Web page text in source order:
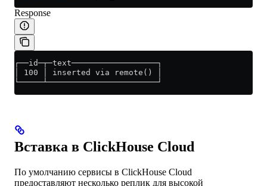
Response
┌──id─┬─text──────────────────┐
│ 100 │ inserted via remote() │
└─────┴───────────────────────┘
Вставка в ClickHouse Cloud
По умолчанию сервисы в ClickHouse Cloud
предоставляют несколько реплик для высокой